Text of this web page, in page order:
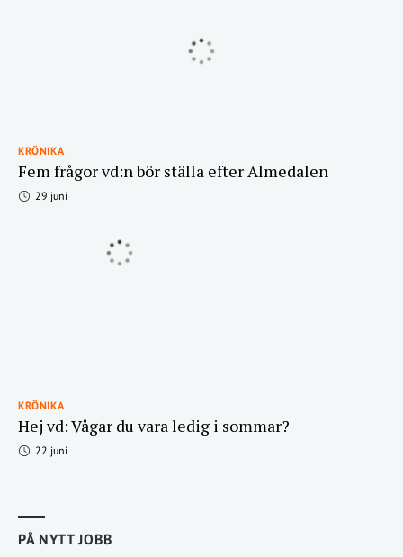
KRÖNIKA
Fem frågor vd:n bör ställa efter Almedalen
29 juni
KRÖNIKA
Hej vd: Vågar du vara ledig i sommar?
22 juni
PÅ NYTT JOBB